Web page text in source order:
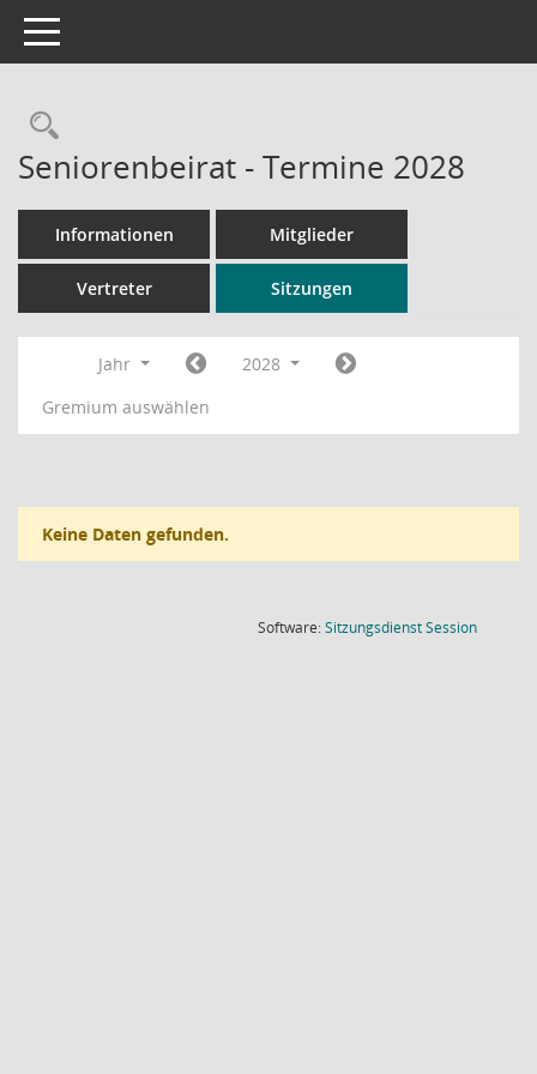
Toggle navigation
Rechercheauswahl
Seniorenbeirat - Termine 2028
Informationen Mitglieder
Vertreter Sitzungen
Jahr
2028
Gremium auswählen
Keine Daten gefunden.
Software:SitzungsdienstSession(Wird in